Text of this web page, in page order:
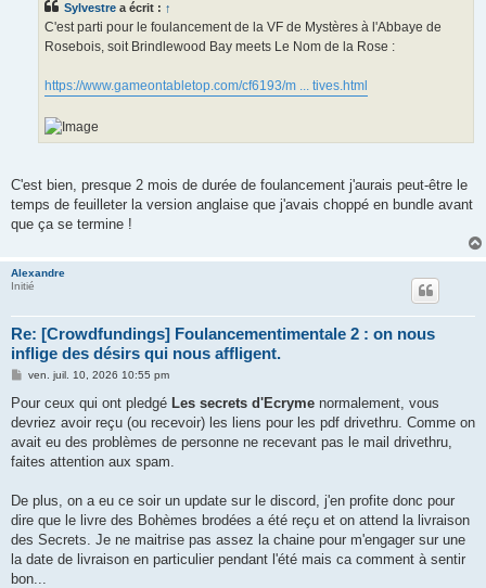
Sylvestre a écrit : ↑
C'est parti pour le foulancement de la VF de Mystères à l'Abbaye de
Rosebois, soit Brindlewood Bay meets Le Nom de la Rose :
https://www.gameontabletop.com/cf6193/m ... tives.html
C'est bien, presque 2 mois de durée de foulancement j'aurais peut-être le
temps de feuilleter la version anglaise que j'avais choppé en bundle avant
que ça se termine !
Alexandre
Initié
Re: [Crowdfundings] Foulancementimentale 2 : on nous
inflige des désirs qui nous affligent.
M
s
a
g
ven. juil. 10, 2026 10:55 pm
Pour ceux qui ont pledgé Les secrets d'Ecryme normalement, vous
devriez avoir reçu (ou recevoir) les liens pour les pdf drivethru. Comme on
avait eu des problèmes de personne ne recevant pas le mail drivethru,
faites attention aux spam.
De plus, on a eu ce soir un update sur le discord, j'en profite donc pour
dire que le livre des Bohèmes brodées a été reçu et on attend la livraison
des Secrets. Je ne maitrise pas assez la chaine pour m'engager sur une
la date de livraison en particulier pendant l'été mais ca comment à sentir
bon...